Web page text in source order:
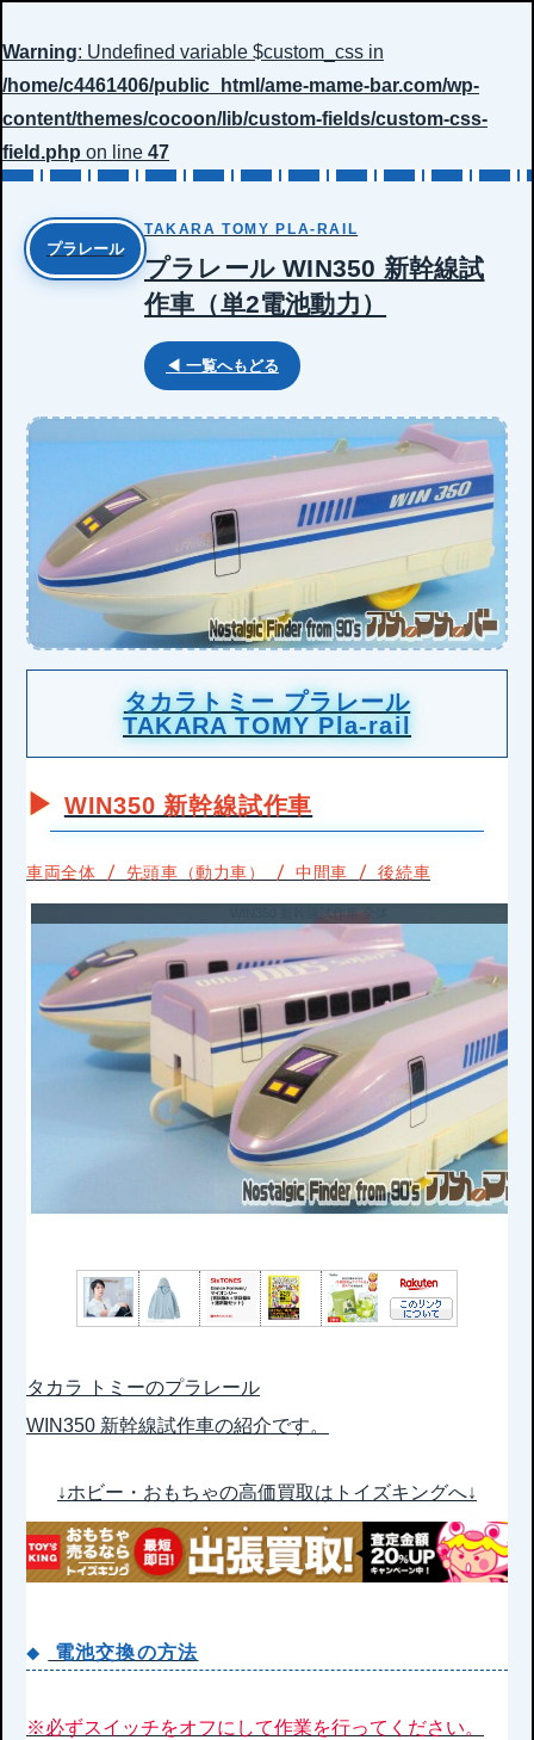
Warning: Undefined variable $custom_css in
/home/c4461406/public_html/ame-mame-bar.com/wp-
content/themes/cocoon/lib/custom-fields/custom-css-
field.php on line 47
プラレール
TAKARA TOMY PLA-RAIL
プラレール WIN350 新幹線試
作車（単2電池動力）
◀ 一覧へもどる
タカラトミー プラレール
TAKARA TOMY Pla-rail
WIN350 新幹線試作車
車両全体 / 先頭車（動力車） / 中間車 / 後続車
WIN350 新幹線試作車 全体
タカラ トミーのプラレール
WIN350 新幹線試作車の紹介です。
↓ホビー・おもちゃの高価買取はトイズキングへ↓
電池交換の方法
※必ずスイッチをオフにして作業を行ってください。